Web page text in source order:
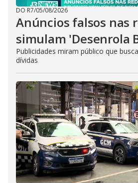
DO R7/05/08/2026
Anúncios falsos nas
simulam 'Desenrola
Publicidades miram público que
dívidas